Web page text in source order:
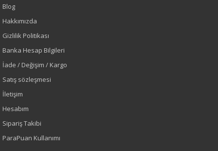
Bej
İlkbahar-Yaz
Yetişkin
Büyük Beden
Blog
Hakkımızda
Gizlilik Politikası
Banka Hesap Bilgileri
İade / Değişim / Kargo
Satış sözleşmesi
İletişim
Hesabım
Sipariş Takibi
ParaPuan Kullanımı